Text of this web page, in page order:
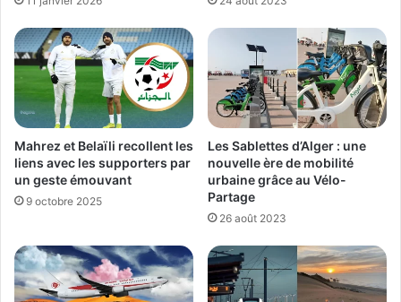
Mahrez et Belaïli recollent les
liens avec les supporters par
un geste émouvant
9 octobre 2025
Les Sablettes d’Alger : une
nouvelle ère de mobilité
urbaine grâce au Vélo-
Partage
26 août 2023